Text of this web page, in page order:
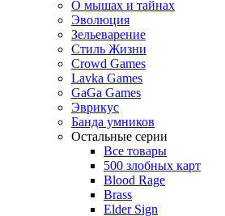
О мышах и тайнах
Эволюция
Зельеварение
Стиль Жизни
Crowd Games
Lavka Games
GaGa Games
Эврикус
Банда умников
Остальные серии
Все товары
500 злобных карт
Blood Rage
Brass
Elder Sign